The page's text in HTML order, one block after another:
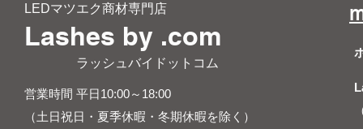
LEDマツエク商材専門店
Lashes by .com
​ ラッシュバイドットコム
営業時間 平日10:00～18:00
（土日祝日・夏季休暇・冬期休暇を除く）